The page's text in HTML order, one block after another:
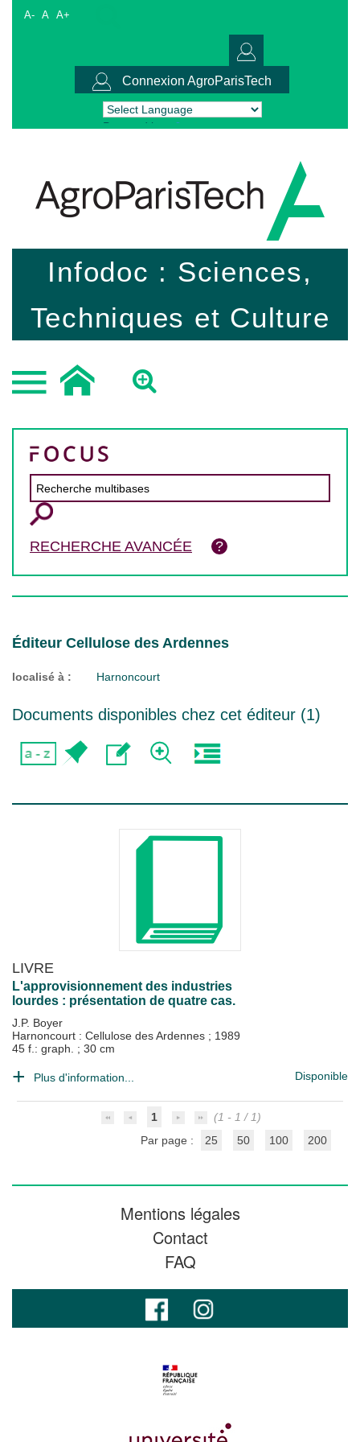
A- A A+
Connexion AgroParisTech
Powered by Translate
Infodoc : Sciences,
Techniques et Culture
RECHERCHE AVANCÉE
Éditeur Cellulose des Ardennes
localisé à : Harnoncourt
Documents disponibles chez cet éditeur (1)
LIVRE
L'approvisionnement des industries
lourdes : présentation de quatre cas.
J.P. Boyer
Harnoncourt : Cellulose des Ardennes ; 1989
45 f.: graph. ; 30 cm
Plus d'information... Disponible
1
(1 - 1 / 1)
Par page :
25 50 100 200
Mentions légales
Contact
FAQ